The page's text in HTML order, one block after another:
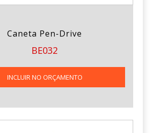
Caneta Pen-Drive
BE032
INCLUIR NO ORÇAMENTO